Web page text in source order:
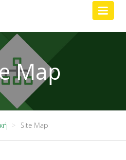
Map
Site Map